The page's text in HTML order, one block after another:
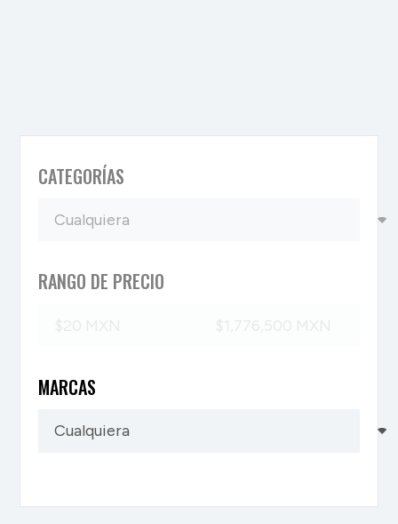
CATEGORÍAS
RANGO DE PRECIO
MARCAS